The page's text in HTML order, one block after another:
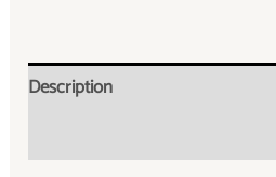
Description